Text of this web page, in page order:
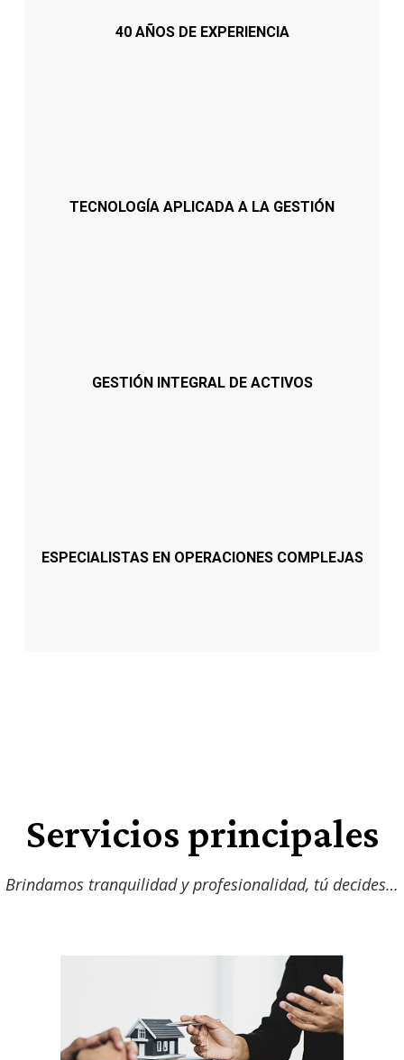
40 AÑOS DE EXPERIENCIA
TECNOLOGÍA APLICADA A LA GESTIÓN
GESTIÓN INTEGRAL DE ACTIVOS
ESPECIALISTAS EN OPERACIONES COMPLEJAS
Servicios principales
Brindamos tranquilidad y profesionalidad, tú decides…